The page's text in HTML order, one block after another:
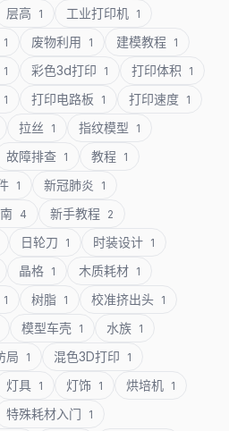
层高 1 工业打印机 1
1 废物利用 1 建模教程 1
1 彩色3d打印 1 打印体积 1
1 打印电路板 1 打印速度 1
拉丝 1 指纹模型 1
故障排查 1 教程 1
1 新冠肺炎 1
4 新手教程 2
日轮刀 1 时装设计 1
晶格 1 木质耗材 1
1 树脂 1 校准挤出头 1
模型车壳 1 水族 1
局 1 混色3D打印 1
灯具 1 灯饰 1 烘培机 1
特殊耗材入门 1